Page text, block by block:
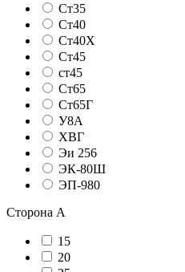
Ст35
Ст40
Ст40Х
Ст45
ст45
Ст65
Ст65Г
У8А
ХВГ
Эи 256
ЭК-80Ш
ЭП-980
Сторона А
15
20